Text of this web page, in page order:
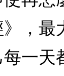
，最
一